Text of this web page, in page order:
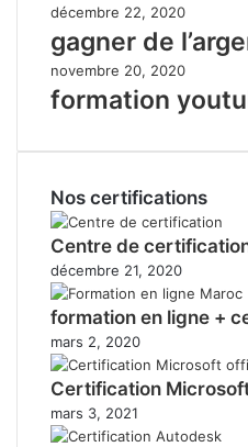
décembre 22, 2020
gagner de
novembre 20, 2020
formation
Nos certifications
Centre de
décembre 21, 2020
formation en ligne +
mars 2, 2020
Certification
mars 3, 2021